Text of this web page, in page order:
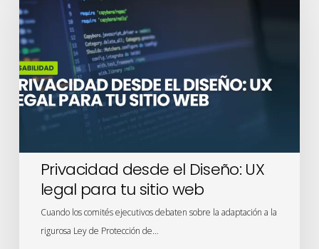
el
Diseño:
UX
legal
para
tu
Privacidad desde el Diseño: UX
legal para tu sitio web
Cuando los comités ejecutivos debaten sobre la adaptación a la
rigurosa Ley de Protección de…